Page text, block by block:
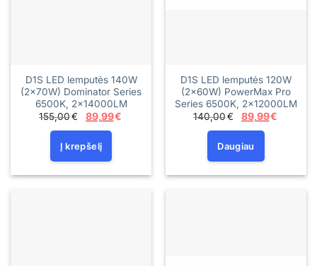
D1S LED lemputės 140W
(2×70W) Dominator Series
6500K, 2×14000LM
155,00€
Original
price
was:
155,00€.
89,99€
Į krepšelį
D1S LED lemputės 120W
(2×60W) PowerMax Pro
Series 6500K, 2×12000LM
140,00€
Original
price
was:
140,00€.
89,99€
Daugiau